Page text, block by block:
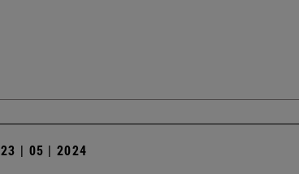
23 | 05 | 2024